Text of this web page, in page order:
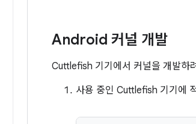
Android 커널 개발
Cuttlefish 기기에서 커널을 개발하
사용 중인 Cuttlefish 기기에